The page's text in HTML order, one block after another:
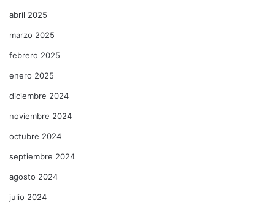
abril 2025
marzo 2025
febrero 2025
enero 2025
diciembre 2024
noviembre 2024
octubre 2024
septiembre 2024
agosto 2024
julio 2024